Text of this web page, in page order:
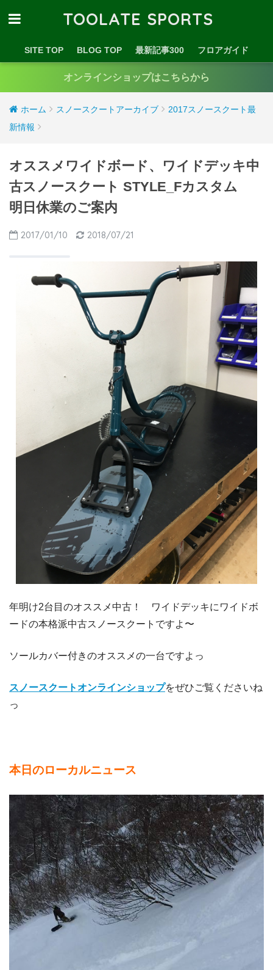
TOOLATE SPORTS
SITE TOP BLOG TOP 最新記事300 フロアガイド
オンラインショップはこちらから
ホーム スノースクートアーカイブ
2017スノースクート最
新情報
オススメワイドボード、ワイドデッキ中
古スノースクート STYLE_Fカスタム
明日休業のご案内
2017/01/10 2018/07/21
年明け2台目のオススメ中古！ ワイドデッキにワイドボ
ードの本格派中古スノースクートですよ〜
ソールカバー付きのオススメの一台ですよっ
スノースクートオンラインショップをぜひご覧くださいね
っ
本日のローカルニュース